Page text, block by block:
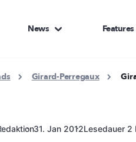
News Features
Girard-Perregaux
31. Jan 2012Lesedauer 2